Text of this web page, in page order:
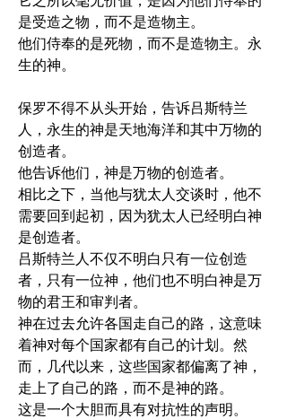
是受造之物，而不是造物主。
他们侍奉的是死物，而不是造物主。永
生的神。
保罗不得不从头开始，告诉吕斯特兰
人，永生的神是天地海洋和其中万物的
创造者。
他告诉他们，神是万物的创造者。
相比之下，当他与犹太人交谈时，他不
需要回到起初，因为犹太人已经明白神
是创造者。
吕斯特兰人不仅不明白只有一位创造
者，只有一位神，他们也不明白神是万
物的君王和审判者。
神在过去允许各国走自己的路，这意味
着神对每个国家都有自己的计划。然
而，几代以来，这些国家都偏离了神，
走上了自己的路，而不是神的路。
这是一个大胆而具有对抗性的声明。